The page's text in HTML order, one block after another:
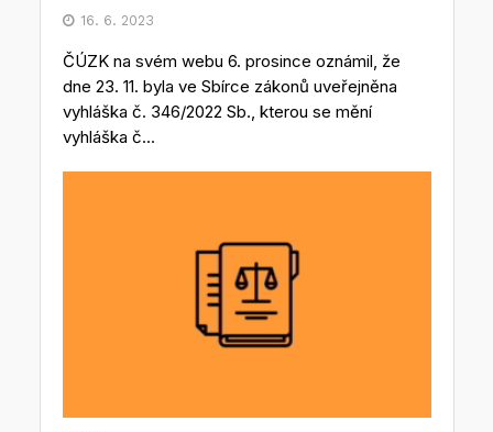
16. 6. 2023
ČÚZK na svém webu 6. prosince oznámil, že
dne 23. 11. byla ve Sbírce zákonů uveřejněna
vyhláška č. 346/2022 Sb., kterou se mění
vyhláška č...